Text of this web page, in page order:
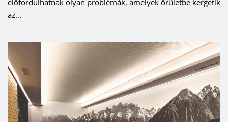
előfordulhatnak olyan problémák, amelyek őrületbe kergetik
az...